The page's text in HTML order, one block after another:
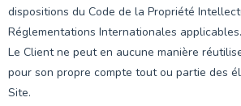
dispositions du Code de la Propriété
Réglementations Internationales applicables.
Le Client ne peut en aucune manière
pour son propre compte tout ou partie des
Site.